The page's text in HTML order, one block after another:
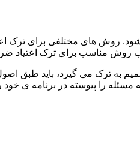
روش های مختلفی برای ترک
روش مناسب برای ترک اعتیاد
به ترک می گیرد، باید طبق
را پیوسته در برنامه ی خود